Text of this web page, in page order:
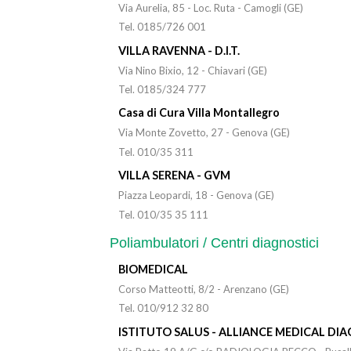
Via Aurelia, 85 - Loc. Ruta - Camogli (GE)
Tel. 0185/726 001
VILLA RAVENNA - D.I.T.
Via Nino Bixio, 12 - Chiavari (GE)
Tel. 0185/324 777
Casa di Cura Villa Montallegro
Via Monte Zovetto, 27 - Genova (GE)
Tel. 010/35 311
VILLA SERENA - GVM
Piazza Leopardi, 18 - Genova (GE)
Tel. 010/35 35 111
Poliambulatori / Centri diagnostici
BIOMEDICAL
Corso Matteotti, 8/2 - Arenzano (GE)
Tel. 010/912 32 80
ISTITUTO SALUS - ALLIANCE MEDICAL